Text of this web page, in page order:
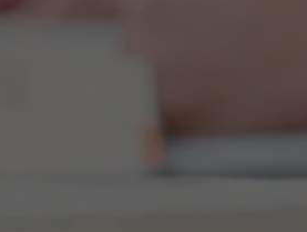
Hier können Sie